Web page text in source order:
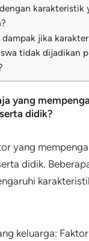
karakteristik
dampak jika
tidak dijadikan
yang
didik?
yang
didik.
keluarga: